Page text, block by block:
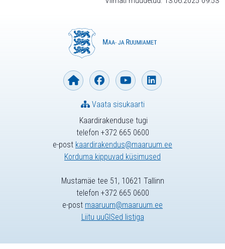
Kaardirakenduse tugi
telefon +372 665 0600
e-post kaardirakendus@maaruum.ee
Korduma kippuvad küsimused
Vaata sisukaarti
Mustamäe tee 51, 10621 Tallinn
telefon +372 665 0600
e-post maaruum@maaruum.ee
Liitu uuGISed listiga